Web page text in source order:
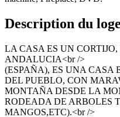
Description du
LA CASA ES UN
ANDALUCIA<br />
(ESPAÑA), ES UNA CASA
DEL PUEBLO, CON
MONTAÑA DESDE LA
RODEADA DE ARBOLES
MANGOS,ETC).<br />